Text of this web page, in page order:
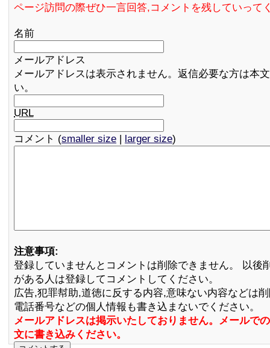
ページ訪問の際ぜひ一言回答,コメントを残していって
名前
メールアドレス
メールアドレスは表示されません。返信必要な方は本
い。
URL
コメント (smaller size | larger size)
注意事項:
登録していませんとコメントは削除できません。 以後
がある人は登録してコメントしてください。
広告,犯罪幇助,道徳に反する内容,意味ない内容などは
電話番号などの個人情報も書き込まないでください。
メールアドレスは掲示いたしておりません。メールで
文に書き込みください。